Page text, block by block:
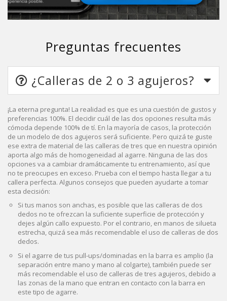
Preguntas frecuentes
¿Calleras de 2 o 3 agujeros?
¡La eterna pregunta! La realidad es que es una cuestión de gustos y
preferencias 100%. El decidir cuál de las dos opciones resulta más
cómoda depende 100% de tí. En la mayoría de casos, la protección
de un modelo de dos agujeros será suficiente. Pero quizá te guste
ese extra de material de las calleras de tres que en nuestra opinión
aporta algo más de homogeneidad al agarre. Ninguna de las dos
opciones va a cambiar dramáticamente tu entrenamiento, así que
no te preocupes en exceso. Prueba con el tiempo hasta llegar a tu
callera perfecta. Algunos consejos que pueden ayudarte a tomar
esta decisión:
Si tus manos son anchas, es posible que las calleras de dos
dedos no te ofrezcan la suficiente superficie de protección y
dejes algún callo expuesto. Por el contrario, en manos de silueta
estrecha, quizá sea más recomendable el uso de calleras de dos
dedos.
Si el agarre de tus pull-ups/dominadas en la barra es amplio (la
separación entre mano y mano al colgarte), también puede ser
más recomendable el uso de calleras de tres agujeros, debido a
las zonas de la mano que entran en contacto con la barra en
este tipo de agarre.